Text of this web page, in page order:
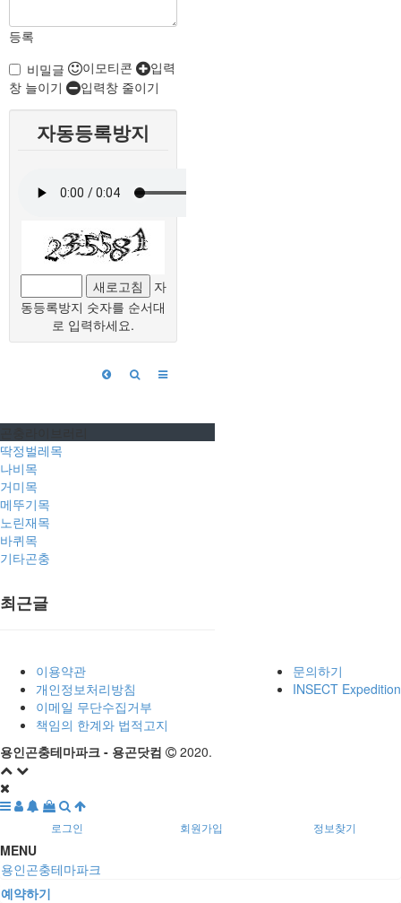
등록
비밀글
이모티콘
입력
창 늘이기
입력창 줄이기
자동등록방지
새로고침
자
동등록방지 숫자를 순서대
로 입력하세요.
딱정벌레목
나비목
거미목
메뚜기목
노린재목
바퀴목
기타곤충
최근글
이용약관
개인정보처리방침
이메일 무단수집거부
책임의 한계와 법적고지
문의하기
INSECT Expedition
용인곤충테마파크 - 용곤닷컴 2020.
로그인 회원가입 정보찾기
MENU
용인곤충테마파크
예약하기